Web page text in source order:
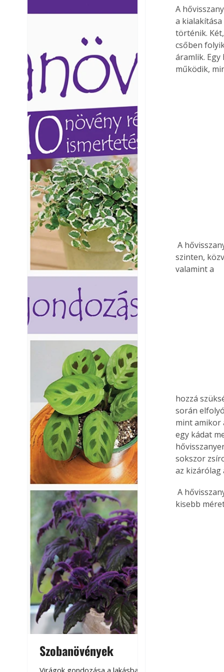
Ezermester
Laptapir kényelmes
mert: – t
Szobanövények
A
a
történik.
csőben
áramlik.
működik,
A hővisszanyerő lefolyócső abban az esetben használható, ha a zuhanytálca alatti
szinten,
valamint a
hozzá
során
mint amikor
egy kádat
sokszor
az kizárólag
A hővisszanyerő ideális kiegészítő napkollektoros berendezésekhez, melyekből így
kisebb